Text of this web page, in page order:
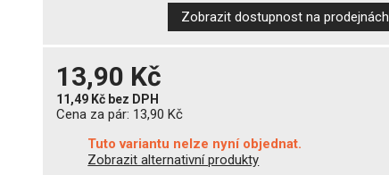
Zobrazit dostupnost na prodejnách
13,90 Kč
11,49 Kč bez DPH
Cena za pár: 13,90 Kč
Tuto variantu nelze nyní objednat.
Zobrazit alternativní produkty